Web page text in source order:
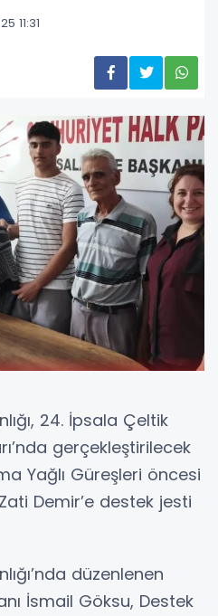
11:31
24. İpsala Çeltik
gerçekleştirilecek
Yağlı Güreşleri öncesi
Demir’e destek jesti
düzenlenen
İsmail Göksu, Destek